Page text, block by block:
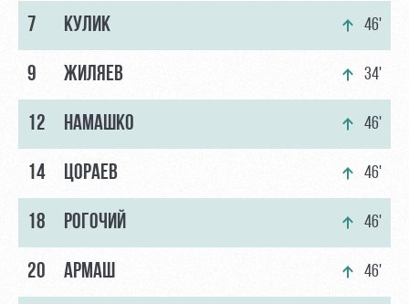
7 КУЛИК 46'
9 ЖИЛЯЕВ 34'
12 НАМАШКО 46'
14 ЦОРАЕВ 46'
18 РОГОЧИЙ 46'
20 АРМАШ 46'